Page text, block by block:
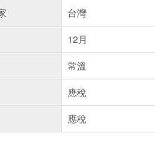
台灣
12月
常溫
應稅
應稅